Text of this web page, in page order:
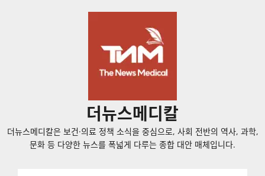
더뉴스메디칼
더뉴스메디칼은 보건·의료 정책 소식을 중심으로, 사회 전반의 역사, 과학,
문화 등 다양한 뉴스를 폭넓게 다루는 종합 대안 매체입니다.